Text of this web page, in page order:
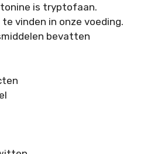
is tryptofaan.
vinden in onze voeding.
bevatten